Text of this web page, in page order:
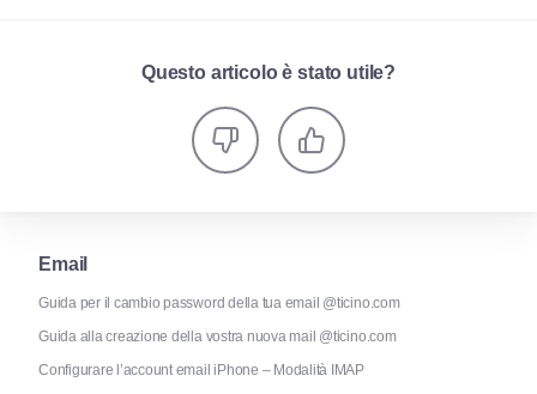
Questo articolo è stato utile?
Email
Guida per il cambio password della tua email @ticino.com
Guida alla creazione della vostra nuova mail @ticino.com
Configurare l’account email iPhone – Modalità IMAP